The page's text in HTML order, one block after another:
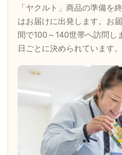
「ヤクルト」商品の準備を
はお届けに出発します。お
間で100～140世帯へ訪問し
日ごとに決められています。